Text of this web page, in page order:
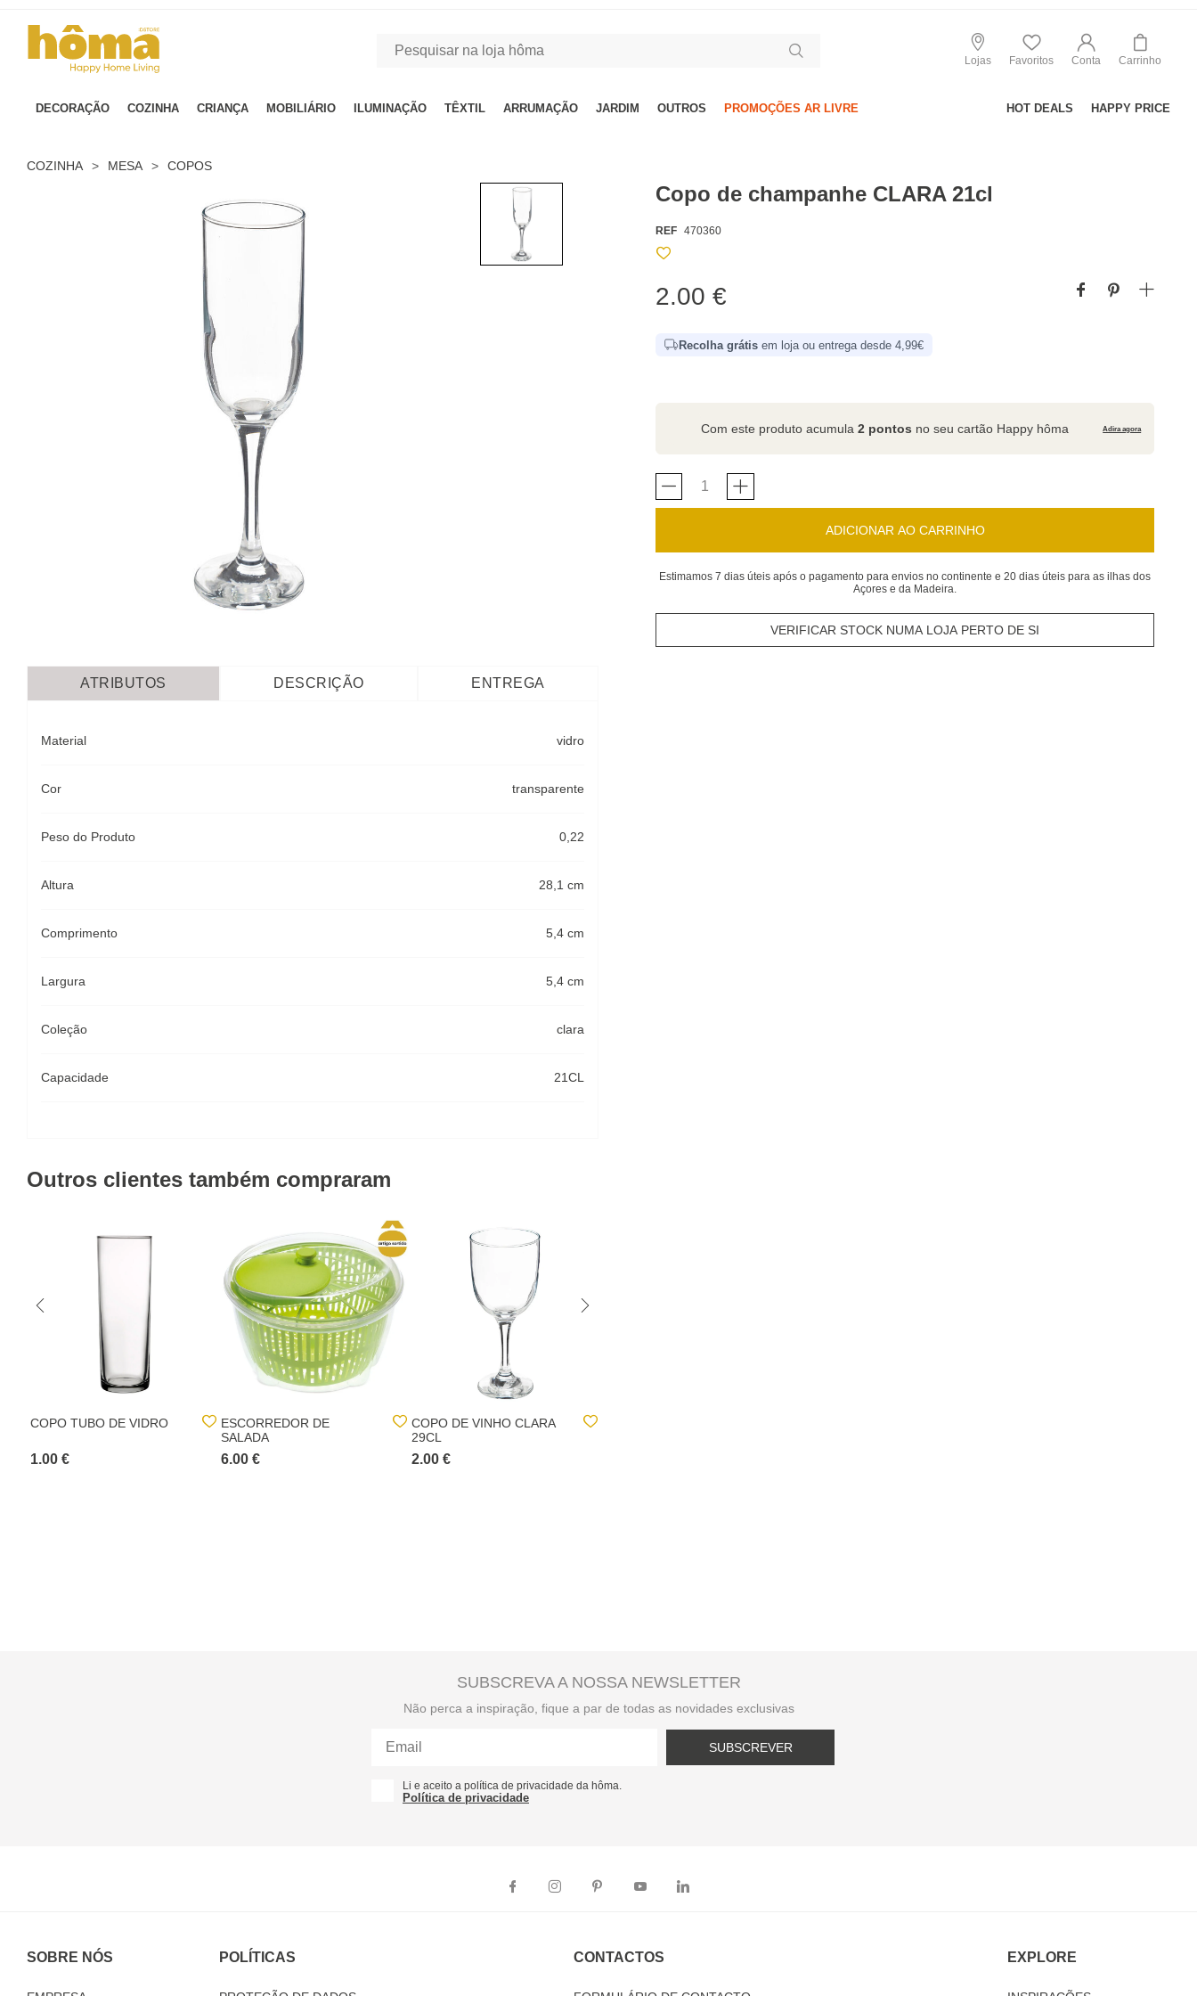
Lojas Favoritos Conta Carrinho
DECORAÇÃO COZINHA CRIANÇA MOBILIÁRIO ILUMINAÇÃO TÊXTIL ARRUMAÇÃO JARDIM OUTROS PROMOÇÕES AR LIVRE HOT DEALS HAPPY PRICE
COZINHA > MESA > COPOS
Copo de champanhe CLARA 21cl
REF 470360
2.00 €
Recolha grátis em loja ou entrega desde 4,99€
Com este produto acumula2 pontos no seu cartão Happy hôma Adira agora
ADICIONAR AO CARRINHO
Estimamos 7 dias úteis após o pagamento para envios no continente e 20 dias úteis para as ilhas dos
Açores e da Madeira.
VERIFICAR STOCK NUMA LOJA PERTO DE SI
ATRIBUTOS DESCRIÇÃO ENTREGA
Material vidro
Cor transparente
Peso do Produto 0,22
Altura 28,1 cm
Comprimento 5,4 cm
Largura 5,4 cm
Coleção clara
Capacidade 21CL
Outros clientes também compraram
COPO TUBO DE VIDRO
1.00 €
ESCORREDOR DE
SALADA
6.00 €
COPO DE VINHO CLARA
29CL
2.00 €
SUBSCREVA A NOSSA NEWSLETTER
Não perca a inspiração, fique a par de todas as novidades exclusivas
SUBSCREVER
Li e aceito a política de privacidade da hôma.
Política de privacidade
SOBRE NÓS POLÍTICAS CONTACTOS EXPLORE